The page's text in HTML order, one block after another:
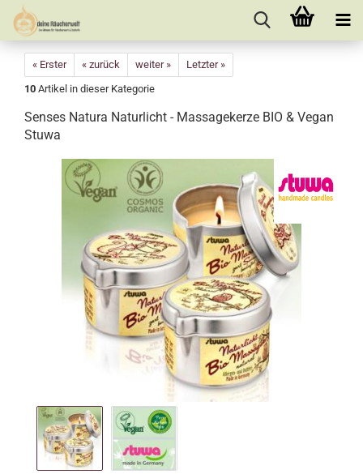
« Erster « zurück weiter »
Letzter »
10 Artikel in dieser Kategorie
Senses Natura Naturlicht - Massagekerze BIO & Vegan
Stuwa